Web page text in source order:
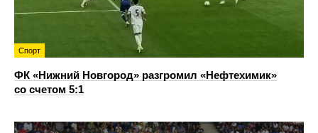
Спорт
ФК «Нижний Новгород» разгромил «Нефтехимик»
со счетом 5:1